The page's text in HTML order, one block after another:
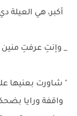
أكبر، هي
_ وإنتِ عرفتِ منين
" شاورت بعنيها
واقفة ورايا